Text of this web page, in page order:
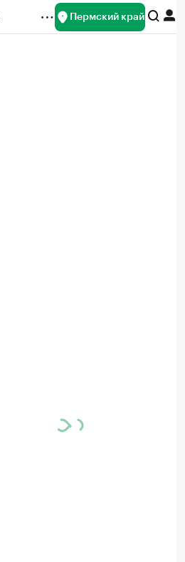
Пермский край